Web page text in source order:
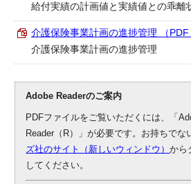
給付実績の計画値と実績値との乖離
介護保険事業計画の進捗管理 （PDF
介護保険事業計画の進捗管理
Adobe Readerのご案内
PDFファイルをご覧いただくには、「
Reader（R）」が必要です。お持ちでな
ズ社のサイト（新しいウィンドウ）から
してください。